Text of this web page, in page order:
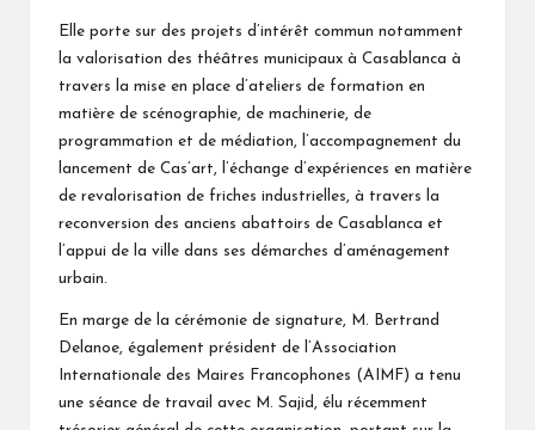
Elle porte sur des projets d’intérêt commun notamment
la valorisation des théâtres municipaux à Casablanca à
travers la mise en place d’ateliers de formation en
matière de scénographie, de machinerie, de
programmation et de médiation, l’accompagnement du
lancement de Cas’art, l’échange d’expériences en matière
de revalorisation de friches industrielles, à travers la
reconversion des anciens abattoirs de Casablanca et
l’appui de la ville dans ses démarches d’aménagement
urbain.
En marge de la cérémonie de signature, M. Bertrand
Delanoe, également président de l’Association
Internationale des Maires Francophones (AIMF) a tenu
une séance de travail avec M. Sajid, élu récemment